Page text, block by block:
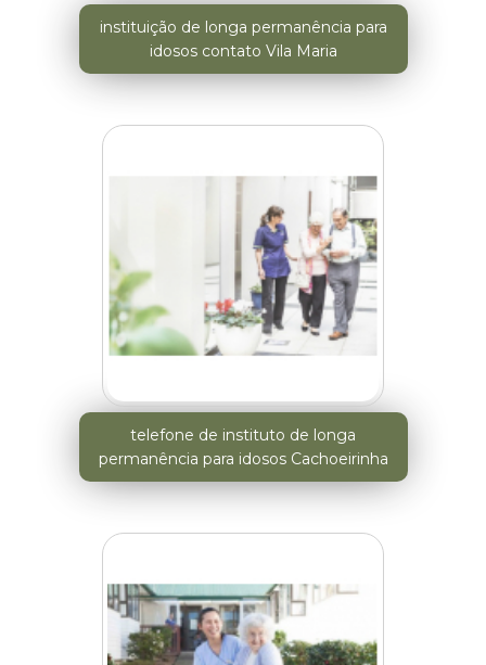
instituição de longa permanência para
idosos contato Vila Maria
telefone de instituto de longa
permanência para idosos Cachoeirinha